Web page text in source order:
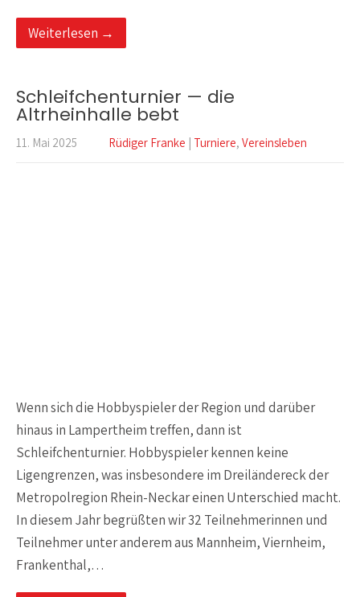
Weiterlesen →
Schleifchenturnier — die
Altrheinhalle bebt
11. Mai 2025 Rüdiger Franke | Turniere, Vereinsleben
Wenn sich die Hobbyspieler der Region und darüber
hinaus in Lampertheim treffen, dann ist
Schleifchenturnier. Hobbyspieler kennen keine
Ligengrenzen, was insbesondere im Dreiländereck der
Metropolregion Rhein-Neckar einen Unterschied macht.
In diesem Jahr begrüßten wir 32 Teilnehmerinnen und
Teilnehmer unter anderem aus Mannheim, Viernheim,
Frankenthal,…